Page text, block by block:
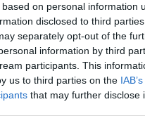
on personal information
disclosed to third
separately opt-out of the
information by third
participants. This
us to third parties on the
that may further disclose